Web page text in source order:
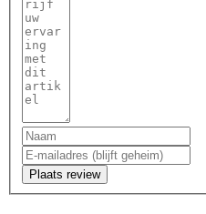
Plaats review